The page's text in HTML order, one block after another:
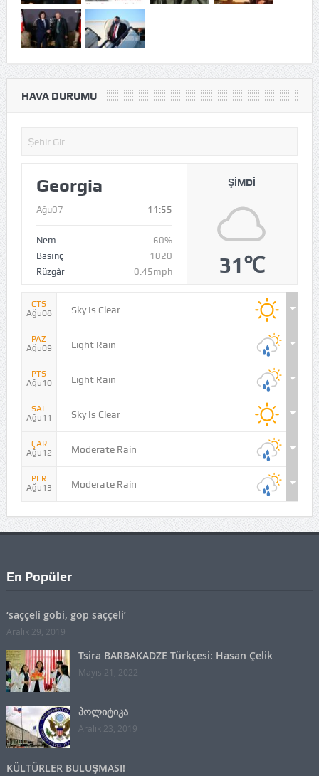
HAVA DURUMU
Georgia
Ağu07 11:55
Nem
60%
Basınç
1020
Rüzgâr
0.45mph
ŞIMDI
31℃
CTS
Ağu08
Sky Is Clear
PAZ
Ağu09
Light Rain
PTS
Ağu10
Light Rain
SAL
Ağu11
Sky Is Clear
ÇAR
Ağu12
Moderate Rain
PER
Ağu13
Moderate Rain
En Popüler
‘saççeli gobi, gop saççeli’
Aralık 29, 2019
Tsira BARBAKADZE Türkçesi: Hasan Çelik
Mayıs 21, 2022
პოლიტიკა
Aralık 23, 2019
KÜLTÜRLER BULUŞMASI!